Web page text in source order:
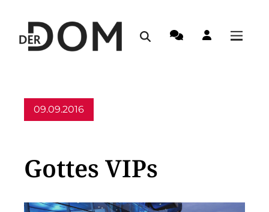
09.09.2016
Gottes VIPs